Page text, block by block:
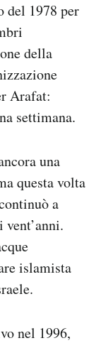
del 1978 per
della
Arafat:
settimana.
una
questa volta
a
islamista
nel 1996,